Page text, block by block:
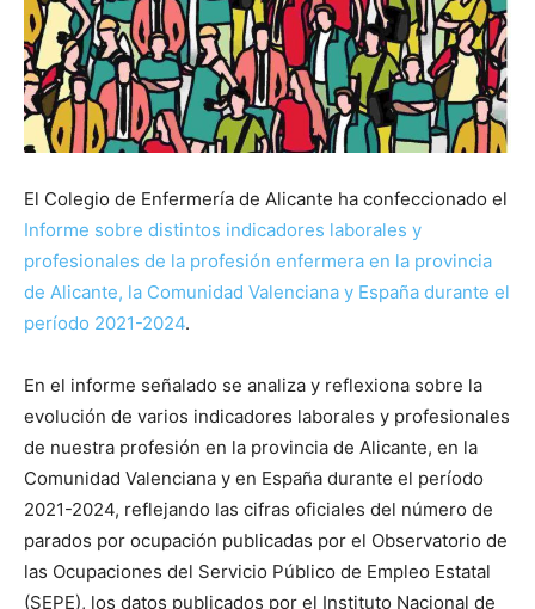
El Colegio de Enfermería de Alicante ha confeccionado el
Informe sobre distintos indicadores laborales y
profesionales de la profesión enfermera en la provincia
de Alicante, la Comunidad Valenciana y España durante el
período 2021-2024.
En el informe señalado se analiza y reflexiona sobre la
evolución de varios indicadores laborales y profesionales
de nuestra profesión en la provincia de Alicante, en la
Comunidad Valenciana y en España durante el período
2021-2024, reflejando las cifras oficiales del número de
parados por ocupación publicadas por el Observatorio de
las Ocupaciones del Servicio Público de Empleo Estatal
(SEPE), los datos publicados por el Instituto Nacional de